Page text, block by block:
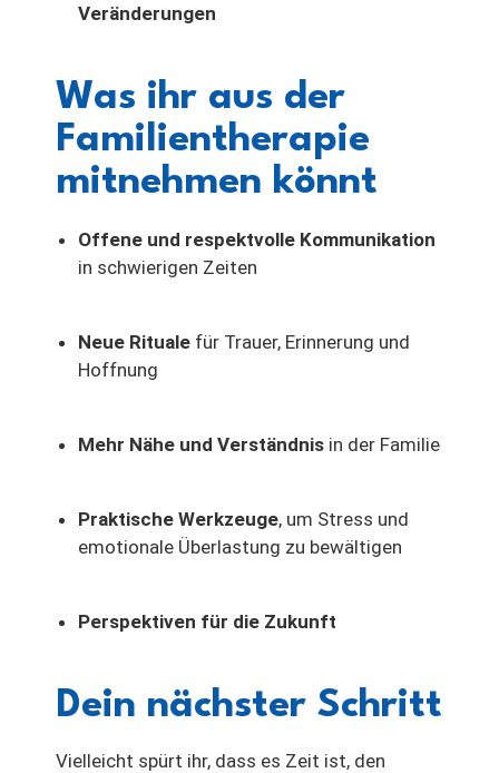
Veränderungen
Was ihr aus der
Familientherapie
mitnehmen könnt
Offene und respektvolle Kommunikation
in schwierigen Zeiten
Neue Rituale für Trauer, Erinnerung und
Hoffnung
Mehr Nähe und Verständnis in der Familie
Praktische Werkzeuge, um Stress und
emotionale Überlastung zu bewältigen
Perspektiven für die Zukunft
Dein nächster Schritt
Vielleicht spürt ihr, dass es Zeit ist, den